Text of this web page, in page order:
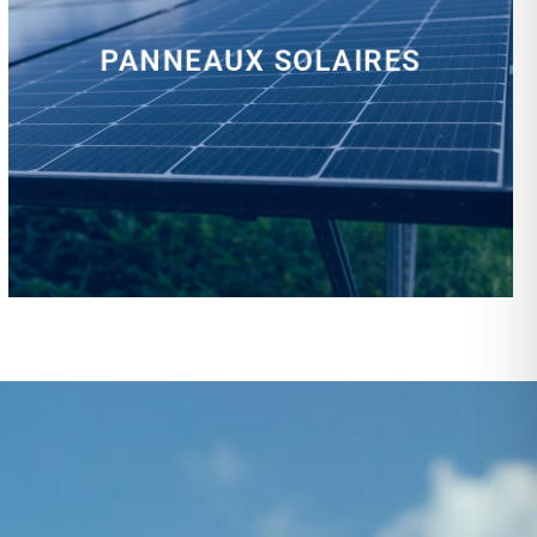
PANNEAUX SOLAIRES
installation, rénovation, dépannage…